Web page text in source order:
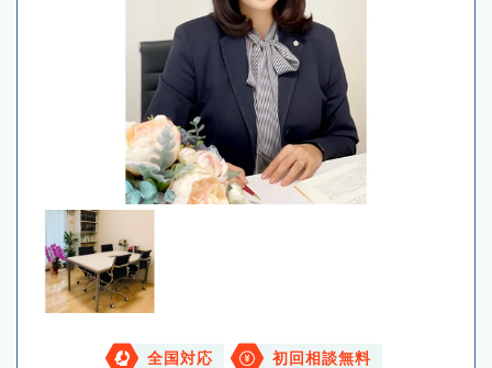
全国対応 初回相談無料